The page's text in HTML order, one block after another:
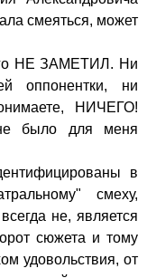
смеяться, может
НЕ ЗАМЕТИЛ. Ни
оппонентки, ни
НИЧЕГО!
было для меня
в
смеху,
не, является
сюжета и тому
удовольствия, от